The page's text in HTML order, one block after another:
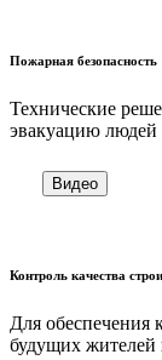
Пожарная безопасность
Технические
эвакуацию людей
Видео
Контроль качества
Для обеспечения
будущих жителей